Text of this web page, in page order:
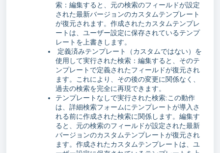
索：編集すると、元の検索のフィールドが設定
された最新バージョンのカスタムテンプレート
が復元されます。作成されたカスタムテンプレ
ートは、ユーザー設定に保存されているテンプ
レートを上書きします。
定義済みテンプレート（カスタムではない）を
使用して実行された検索：編集すると、そのテ
ンプレートで定義されたフィールドが復元され
ます。これにより、その後の変更に関係なく、
過去の検索を完全に再現できます。
テンプレートなしで実行された検索:この動作
は、詳細検索フォームにテンプレートが導入さ
れる前に作成された検索に関係します。編集す
ると、元の検索のフィールドが設定された最新
バージョンのカスタムテンプレートが復元され
ます。作成されたカスタムテンプレートは、ユ